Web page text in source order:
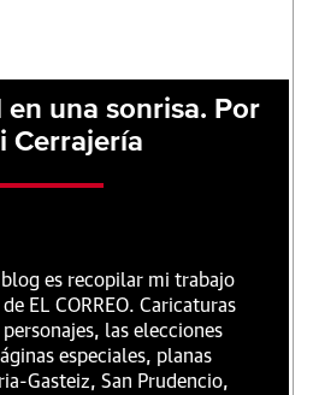
en una sonrisa. Por
Cerrajería
es recopilar mi trabajo
EL CORREO. Caricaturas
las elecciones
especiales, planas
Gasteiz, San Prudencio,